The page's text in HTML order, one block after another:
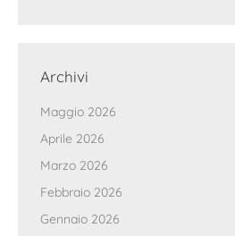
Archivi
Maggio 2026
Aprile 2026
Marzo 2026
Febbraio 2026
Gennaio 2026